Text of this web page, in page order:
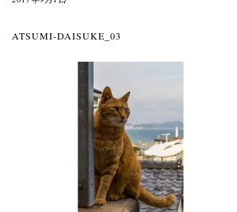
ATSUMI-DAISUKE_03